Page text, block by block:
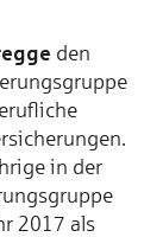
den
in der
2017 als